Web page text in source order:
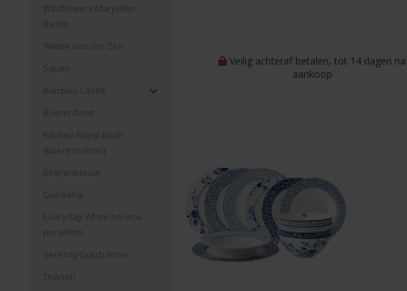
Wildflowers Marjolein
Bastin
Wiebe van der Zee
Squito
Bunzlau Castle
Boerenbont
Kitchen Royal Boch
(Boerencrème)
Boerenblauw
Quintana
Everyday White horeca
porselein
Serenity Dutch Rose
Trianon
Veilig achteraf betalen, tot 14 dagen na
aankoop